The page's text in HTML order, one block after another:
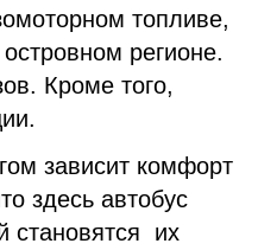
топливе,
регионе.
Кроме того,
зависит комфорт
здесь автобус
становятся их